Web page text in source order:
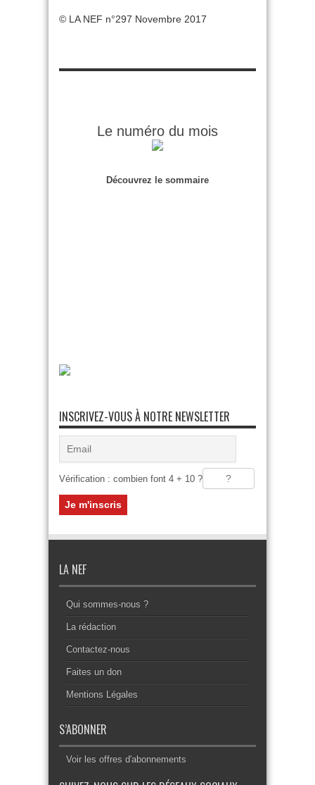
© LA NEF n°297 Novembre 2017
Le numéro du mois
Découvrez le sommaire
INSCRIVEZ-VOUS À NOTRE NEWSLETTER
Vérification : combien font 4 + 10 ?
LA NEF
Qui sommes-nous ?
La rédaction
Contactez-nous
Faites un don
Mentions Légales
S’ABONNER
Voir les offres d'abonnements